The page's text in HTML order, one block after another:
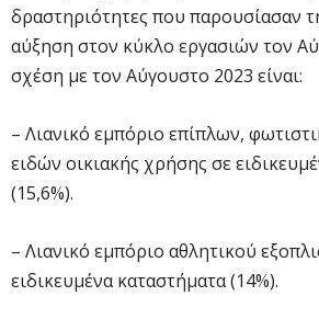
δραστηριότητες που παρουσίασαν
αύξηση στον κύκλο εργασιών τον
σχέση με τον Αύγουστο 2023 είναι:
– Λιανικό εμπόριο επίπλων,
ειδών οικιακής χρήσης σε
(15,6%).
– Λιανικό εμπόριο αθλητικού
ειδικευμένα καταστήματα (14%).